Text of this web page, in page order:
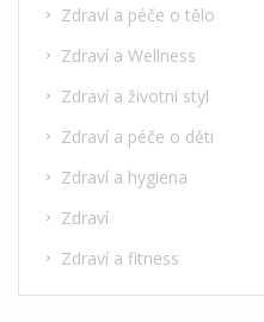
Zdraví a péče o tělo
Zdraví a Wellness
Zdraví a životní styl
Zdraví a péče o děti
Zdraví a hygiena
Zdraví
Zdraví a fitness